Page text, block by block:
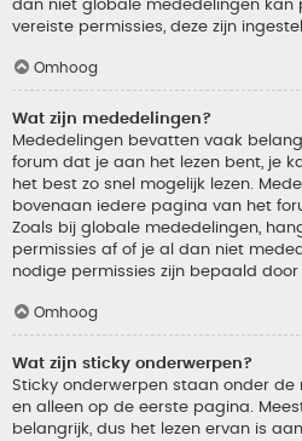
dan niet globale mededelingen
vereiste permissies, deze zijn
Omhoog
Wat zijn mededelingen?
Mededelingen bevatten vaak
forum dat je aan het lezen bent, je
het best zo snel mogelijk lezen.
bovenaan iedere pagina van het
Zoals bij globale mededelingen,
permissies af of je al dan niet
nodige permissies zijn bepaald
Omhoog
Wat zijn sticky onderwerpen?
Sticky onderwerpen staan onder
en alleen op de eerste pagina.
belangrijk, dus het lezen ervan is